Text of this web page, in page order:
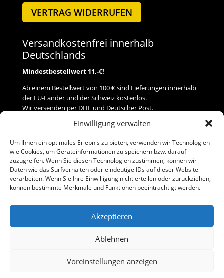
Einwilligung verwalten
Um Ihnen ein optimales Erlebnis zu bieten, verwenden wir Technologien
wie Cookies, um Geräteinformationen zu speichern bzw. darauf
zuzugreifen. Wenn Sie diesen Technologien zustimmen, können wir
Daten wie das Surfverhalten oder eindeutige IDs auf dieser Website
verarbeiten. Wenn Sie Ihre Einwilligung nicht erteilen oder zurückziehen,
können bestimmte Merkmale und Funktionen beeinträchtigt werden.
Akzeptieren
Ablehnen
Voreinstellungen anzeigen
VERTRAG WIDERRUFEN
Versandkostenfrei innerhalb
Deutschlands
Mindestbestellwert 11,-€!
Ab einem Bestellwert von 100 € sind Lieferungen innerhalb
der EU-Länder und der Schweiz kostenlos.
Wir versenden per DHL und Deutscher Post.
Versand
Zahlung
Baumann Modellspielwaren
Telefon (0 91 61) 33 84